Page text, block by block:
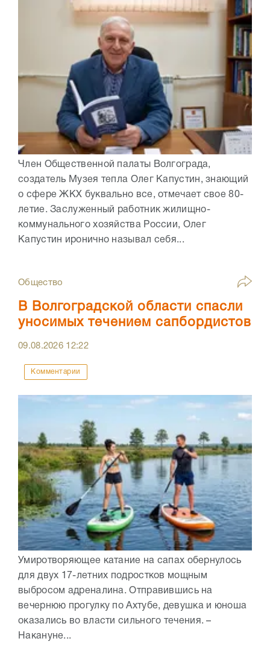
Член Общественной палаты Волгограда,
создатель Музея тепла Олег Капустин, знающий
о сфере ЖКХ буквально все, отмечает свое 80-
летие. Заслуженный работник жилищно-
коммунального хозяйства России, Олег
Капустин иронично называл себя...
Общество
В Волгоградской области спасли
уносимых течением сапбордистов
09.08.2026 12:22
Комментарии
Умиротворяющее катание на сапах обернулось
для двух 17-летних подростков мощным
выбросом адреналина. Отправившись на
вечернюю прогулку по Ахтубе, девушка и юноша
оказались во власти сильного течения. –
Накануне...